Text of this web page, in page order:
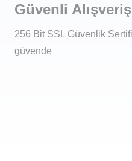
Güvenli Alışveriş
256 Bit SSL Güvenlik
güvende